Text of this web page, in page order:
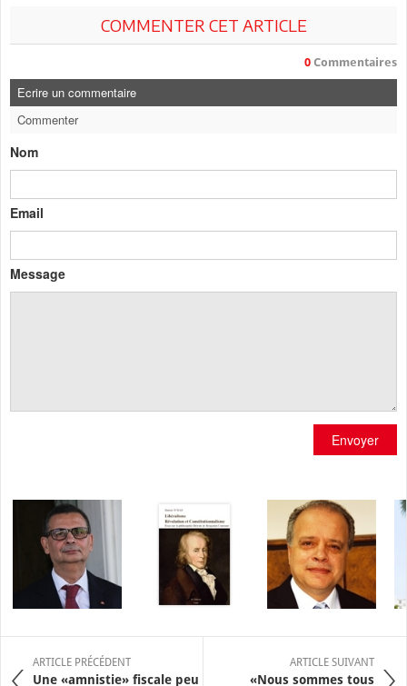
COMMENTER CET ARTICLE
0 Commentaires
Ecrire un commentaire
Commenter
Nom
Email
Message
Envoyer
ARTICLE PRÉCÉDENT
Une «amnistie» fiscale peu
ARTICLE SUIVANT
«Nous sommes tous